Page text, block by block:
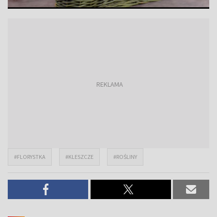
#FLORYSTKA #KLESZCZE #ROŚLINY